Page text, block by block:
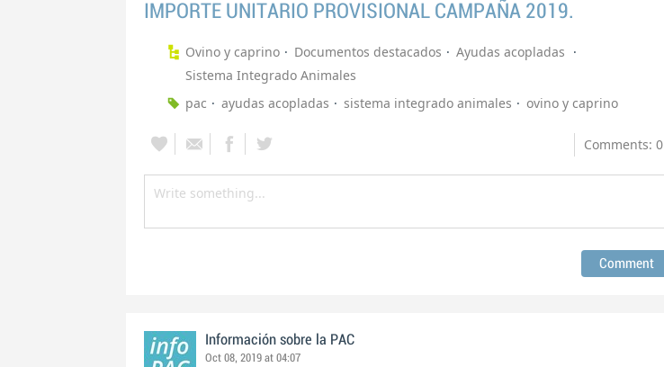
IMPORTE UNITARIO PROVISIONAL CAMPAÑA 2019.
Ovino y caprino Documentos destacados
Ayudas acopladas
Sistema Integrado Animales
pac
ayudas acopladas sistema integrado animales ovino y caprino
Comments: 0
Información sobre la PAC
Oct 08, 2019 at 04:07